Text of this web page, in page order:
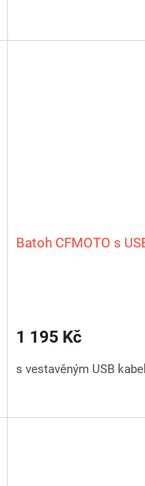
Batoh CFMOTO s
1 195 Kč
s vestavěným USB